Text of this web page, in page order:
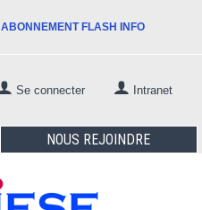
ABONNEMENT FLASH INFO
Se connecter Intranet
NOUS REJOINDRE